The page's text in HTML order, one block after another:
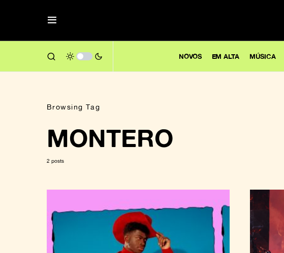
NOVOS EM ALTA MÚSICA
Browsing Tag
MONTERO
2 posts